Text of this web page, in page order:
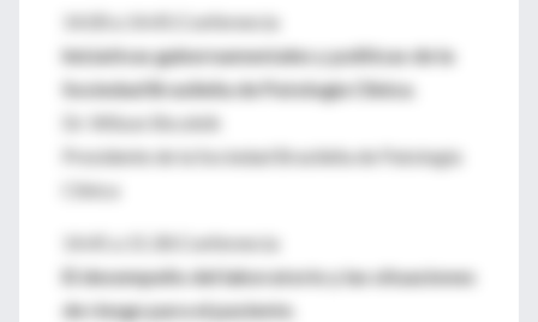
14.00 a 14.45:Conferencia
Iniciativas gubernamentales y políticas de la
Sociedad Brasileña de Patología Clínica
Dr. Wilson Shcolnik
Presidente de la Sociedad Brasileña de Patología
Clínica
14.45 a 15.30:Conferencia
El desempeño del laboratorio y las situaciones
de riesgo para el paciente